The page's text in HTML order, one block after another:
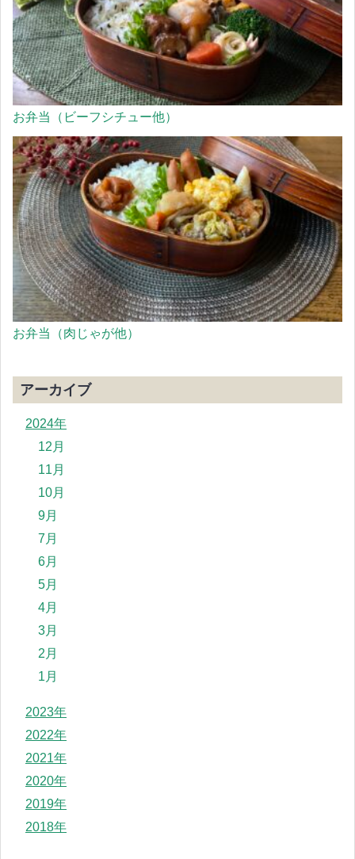
お弁当（ビーフシチュー他）
お弁当（肉じゃが他）
アーカイブ
2024年
12月
11月
10月
9月
7月
6月
5月
4月
3月
2月
1月
2023年
2022年
2021年
2020年
2019年
2018年